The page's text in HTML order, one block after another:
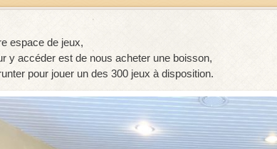
espace de jeux,
y accéder est de nous acheter une boisson,
pour jouer un des 300 jeux à disposition.